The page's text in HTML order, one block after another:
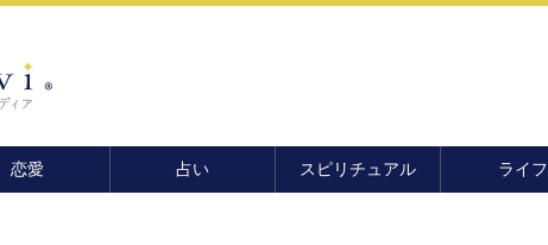
恋愛 占い スピリチュアル ライフ